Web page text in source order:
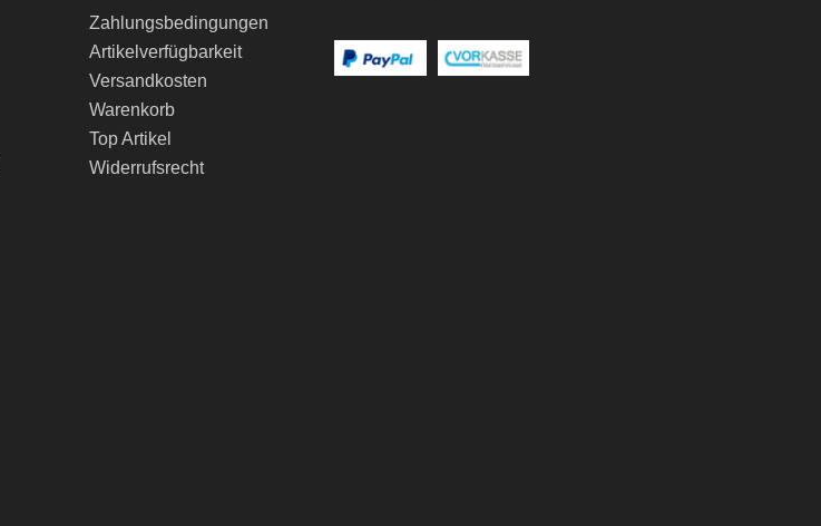
Zahlungsbedingungen
Artikelverfügbarkeit
Versandkosten
Warenkorb
Top Artikel
Widerrufsrecht